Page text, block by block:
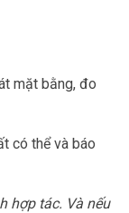
mặt bằng, đo
có thể và báo
hợp tác. Và nếu